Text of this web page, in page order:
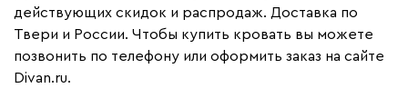
действующих скидок и распродаж. Доставка по
Твери и России. Чтобы купить кровать вы можете
позвонить по телефону или оформить заказ на сайте
Divan.ru.